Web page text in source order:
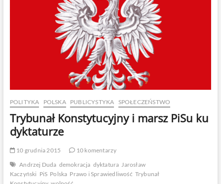
POLITYKA POLSKA PUBLICYSTYKA SPOŁECZEŃSTWO
Trybunał Konstytucyjny i marsz PiSu ku
dyktaturze
10 grudnia 2015
10 komentarzy
Andrzej Duda demokracja dyktatura Jarosław
Kaczyński PiS Polska Prawo i Sprawiedliwość Trybunał